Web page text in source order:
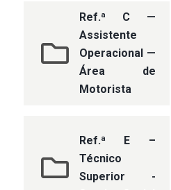
Ref.ª C —
Assistente
Operacional —
Área de
Motorista
Ref.ª E –
Técnico
Superior -